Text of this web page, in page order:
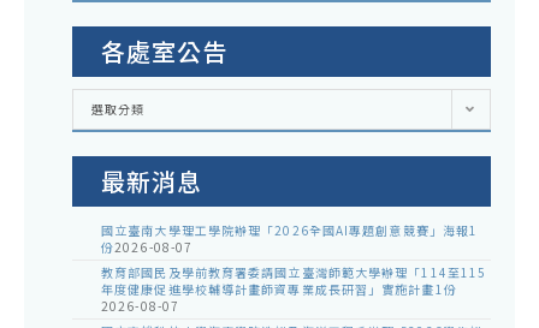
各處室公告
各
室
選取分類
最新消息
國立臺南大學理工學院辦理「2026全國AI專題創意競賽」海報1
份2026-08-07
教育部國民及學前教育署委請國立臺灣師範大學辦理「114至115
年度健康促進學校輔導計畫師資專業成長研習」實施計畫1份
2026-08-07